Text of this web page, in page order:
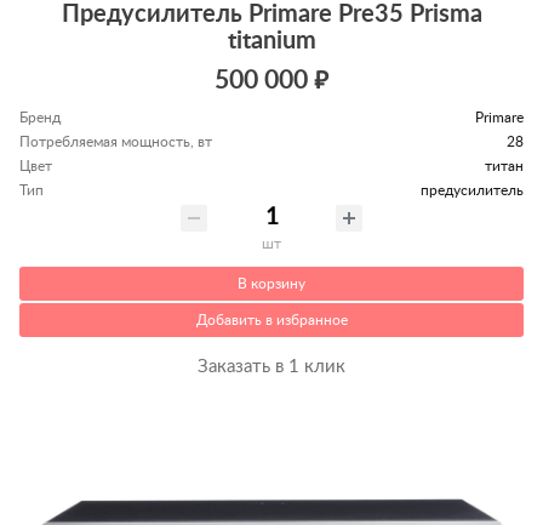
Предусилитель Primare Pre35 Prisma
titanium
500 000 ₽
Бренд
Primare
Потребляемая мощность, вт
28
Цвет
титан
Тип
предусилитель
шт
В корзину
Добавить в избранное
Заказать в 1 клик